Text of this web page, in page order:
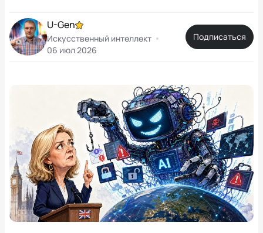
U-Gen
Искусственный интеллект
06 июл 2026
Подписаться